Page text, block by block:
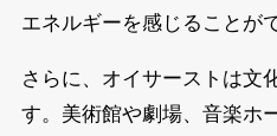
エネルギーを感じることが
さらに、オイサーストは文
す。美術館や劇場、音楽ホ